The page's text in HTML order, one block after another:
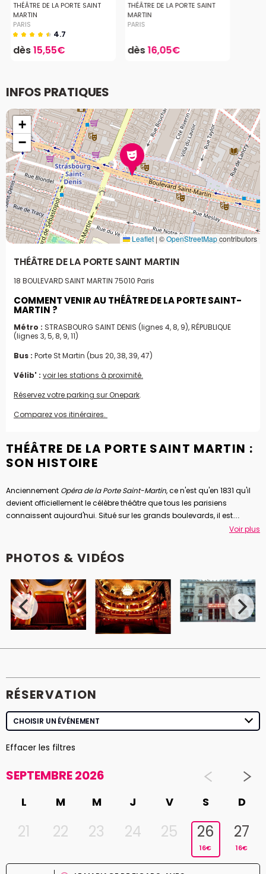
THÉÂTRE DE LA PORTE SAINT
MARTIN
PARIS
4.7
dès15,55€
THÉÂTRE DE LA PORTE SAINT
MARTIN
PARIS
dès16,05€
INFOS PRATIQUES
+
−
Leaflet | ©OpenStreetMapcontributors
THÉÂTRE DE LA PORTE SAINT MARTIN
18 BOULEVARD SAINT MARTIN 75010 Paris
COMMENT VENIR AU THÉÂTRE DE LA PORTE SAINT-
MARTIN ?
Métro : STRASBOURG SAINT DENIS (lignes 4, 8, 9), RÉPUBLIQUE
(lignes 3, 5, 8, 9, 11)
Bus : Porte St Martin (bus 20, 38, 39, 47)
Vélib' : voir les stations à proximité.
Réservez votre parking sur Onepark.
Comparez vos itinéraires.
THÉÂTRE DE LA PORTE SAINT MARTIN :
SON HISTOIRE
Anciennement Opéra de la Porte Saint-Martin, ce n'est qu'en 1831 qu'il
devient officiellement le célèbre théâtre que tous les parisiens
connaissent aujourd'hui. Situé sur les grands boulevards, il est
devenu un espace incontournable de la scène théâtrale parisienne
musicale Hairainsi que le spectacle musical qui fit découvrir
Marianne James au public français :
de la Porte Saint-Martin est racheté par le chanteur Michel Sardou et
son producteur de l'époque : Jean-Claude Camus. Ils décident de
diversifier la programmation en produisant des comédies légères qui
apportent un bol d'air frais à cet établissement. Pierre Palmade et
Michèle Laroque y jouent leur célèbre comédie :
Michel Bouquet.
Voir plus
PHOTOS & VIDÉOS
RÉSERVATION
Effacer les filtres
SEPTEMBRE 2026
L M M J V S D
21 22 23 24 25 26
16€
27
16€